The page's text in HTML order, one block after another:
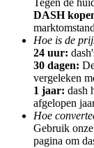
Nodig een
BTC Welcome
DASH
Hoe is de
24 uur:
30 dagen:
vergeleken
1 jaar: dash
afgelopen
Hoe
Gebruik onze
pagina om